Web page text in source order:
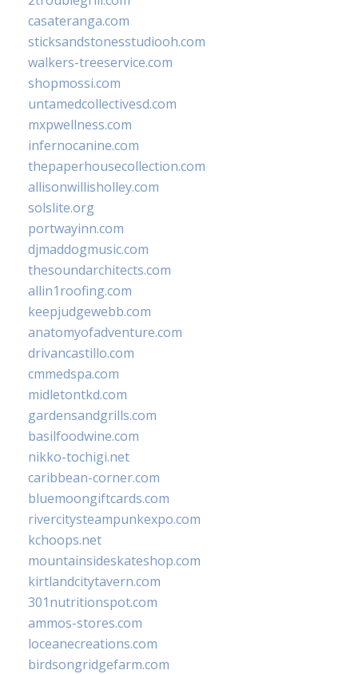
casateranga.com
sticksandstonesstudiooh.com
walkers-treeservice.com
shopmossi.com
untamedcollectivesd.com
mxpwellness.com
infernocanine.com
thepaperhousecollection.com
allisonwillisholley.com
solslite.org
portwayinn.com
djmaddogmusic.com
thesoundarchitects.com
allin1roofing.com
keepjudgewebb.com
anatomyofadventure.com
drivancastillo.com
cmmedspa.com
midletontkd.com
gardensandgrills.com
basilfoodwine.com
nikko-tochigi.net
caribbean-corner.com
bluemoongiftcards.com
rivercitysteampunkexpo.com
kchoops.net
mountainsideskateshop.com
kirtlandcitytavern.com
301nutritionspot.com
ammos-stores.com
loceanecreations.com
birdsongridgefarm.com